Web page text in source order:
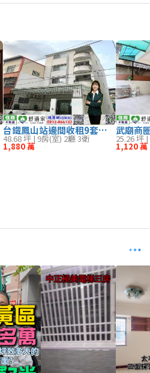
澎湖縣 金門連江
台鐵鳳山站邊間收租9套房 高雄地產顧問
48.68 坪 | 9房(室) 2廳 3衛
1,880 萬
武廟商
25.26 坪
1,120 萬